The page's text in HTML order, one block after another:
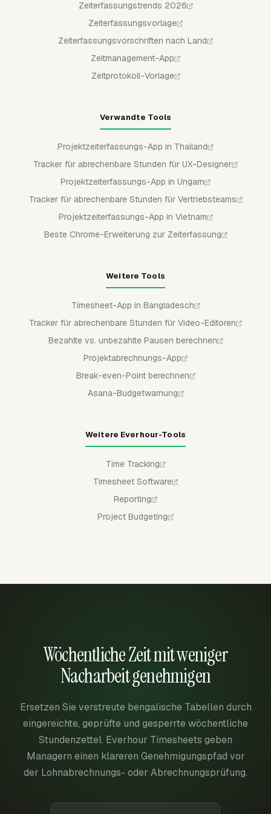
Zeiterfassungstrends 2026
Zeiterfassungsvorlage
Zeiterfassungsvorschriften nach Land
Zeitmanagement-App
Zeitprotokoll-Vorlage
Verwandte Tools
Projektzeiterfassungs-App in Thailand
Tracker für abrechenbare Stunden für UX-Designer
Projektzeiterfassungs-App in Ungarn
Tracker für abrechenbare Stunden für Vertriebsteams
Projektzeiterfassungs-App in Vietnam
Beste Chrome-Erweiterung zur Zeiterfassung
Weitere Tools
Timesheet-App in Bangladesch
Tracker für abrechenbare Stunden für Video-Editoren
Bezahlte vs. unbezahlte Pausen berechnen
Projektabrechnungs-App
Break-even-Point berechnen
Asana-Budgetwarnung
Weitere Everhour-Tools
Time Tracking
Timesheet Software
Reporting
Project Budgeting
Wöchentliche Zeit mit weniger
Nacharbeit genehmigen
Ersetzen Sie verstreute bengalische Tabellen durch
eingereichte, geprüfte und gesperrte wöchentliche
Stundenzettel. Everhour Timesheets geben
Managern einen klareren Genehmigungspfad vor
der Lohnabrechnungs- oder Abrechnungsprüfung.